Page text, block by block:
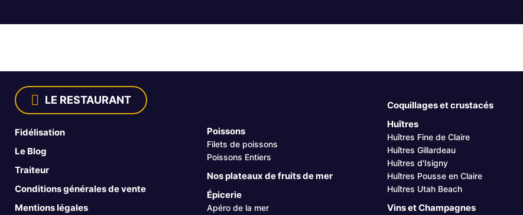
LE RESTAURANT
Fidélisation
Le Blog
Traiteur
Conditions générales de vente
Mentions légales
Poissons
Filets de poissons
Poissons Entiers
Nos plateaux de fruits de mer
Épicerie
Apéro de la mer
Coquillages et crustacés
Huîtres
Huîtres Fine de Claire
Huîtres Gillardeau
Huîtres d'Isigny
Huîtres Pousse en Claire
Huîtres Utah Beach
Vins et Champagnes